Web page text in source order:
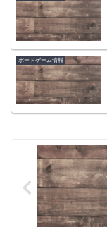
ボードゲーム情報